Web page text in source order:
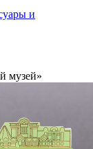
и
музей»